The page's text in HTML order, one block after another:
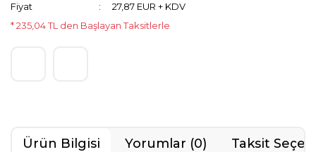
Fiyat
27,87 EUR + KDV
* 235,04 TL den Başlayan Taksitlerle
Ürün Bilgisi Yorumlar (0) Taksit